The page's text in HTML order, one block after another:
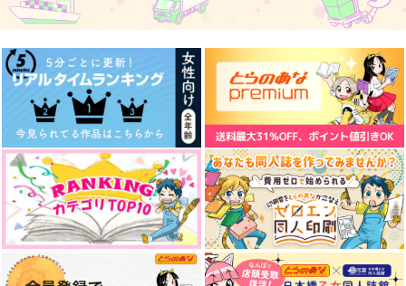
キミのみかた
doronken
944円（税込）
リオセスリ×シグウィン
夫と私【イラストカー
ド付き】
かぼすとすだち
1,430円（税込）
情景
いつも勝手なことばか
り！
495円（税込）
(CD)うたの☆プリンス
さまっ♪ ドラマ
CD「SHINING IDOLS
' WORKDAY」前編
3,300円（税込）
サンプル
作品詳細
(DVD)ゴールデンカム
イ 第十六巻(初回限定
版)
7,480円（税込）
サンプル
作品詳細
(BD)ゴールデンカム
イ 第十六巻(初回限定
版)
8,580円（税込）
サンプル
作品詳細